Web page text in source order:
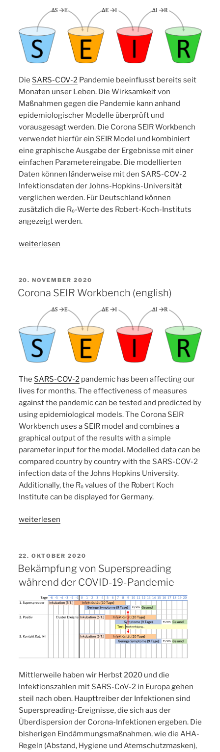
Workbench“
Die SARS-COV-2Pandemie beeinflusst bereits seit
Monaten unser Leben. Die Wirksamkeit von
Maßnahmen gegen die Pandemie kann anhand
epidemiologischer Modelle überprüft und
vorausgesagt werden. Die Corona SEIR Workbench
verwendet hierfür ein SEIR Model und kombiniert
eine graphische Ausgabe der Ergebnisse mit einer
einfachen Parametereingabe. Die modellierten
Daten können länderweise mit den SARS-COV-2
Infektionsdaten der Johns-Hopkins-Universität
verglichen werden. Für Deutschland können
zusätzlich die R₀-Werte des Robert-Koch-Instituts
angezeigt werden.
„Corona
weiterlesen
VERÖFFENTLICHT
AM
20. NOVEMBER 2020
Corona SEIR Workbench (english)
The SARS-COV-2pandemic has been affecting our
lives for months. The effectiveness of measures
against the pandemic can be tested and predicted by
using epidemiological models. The Corona SEIR
Workbench uses a SEIR model and combines a
graphical output of the results with a simple
parameter input for the model. Modelled data can be
compared country by country with the SARS-COV-2
infection data of the Johns Hopkins University.
Additionally, the R₀ values of the Robert Koch
Institute can be displayed for Germany.
„Corona
(english)“
weiterlesen
VERÖFFENTLICHT
AM
22. OKTOBER 2020
Bekämpfung von Superspreading
während der COVID-19-Pandemie
Mittlerweile haben wir Herbst 2020 und die
Infektionszahlen mit SARS-CoV-2 in Europa gehen
steil nach oben. Haupttreiber der Infektionen sind
Superspreading-Ereignisse, die sich aus der
Überdispersion der Corona-Infektionen ergeben. Die
bisherigen Eindämmungsmaßnahmen, wie die AHA-
Regeln (Abstand, Hygiene und Atemschutzmasken),